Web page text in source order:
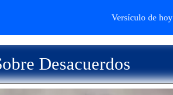
Versículo de hoy
Desacuerdos